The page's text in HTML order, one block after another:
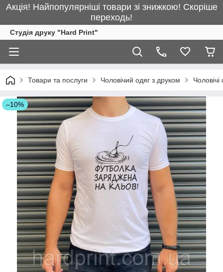
Акція! Найпопулярніші товари зі знижкою! Скоріше
переходь!
Студія друку "Hard Print"
Товари та послуги Чоловічий одяг з друком
–10%